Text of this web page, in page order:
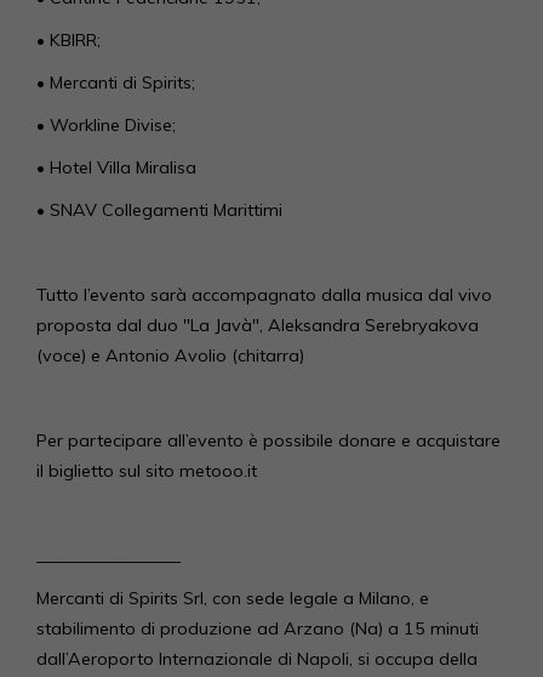
• KBIRR;
• Mercanti di Spirits;
• Workline Divise;
• Hotel Villa Miralisa
• SNAV Collegamenti Marittimi
Tutto l’evento sarà accompagnato dalla musica dal vivo
proposta dal duo "La Javà", Aleksandra Serebryakova
(voce) e Antonio Avolio (chitarra)
Per partecipare all’evento è possibile donare e acquistare
il biglietto sul sito metooo.it
Mercanti di Spirits Srl, con sede legale a Milano, e
stabilimento di produzione ad Arzano (Na) a 15 minuti
dall’Aeroporto Internazionale di Napoli, si occupa della